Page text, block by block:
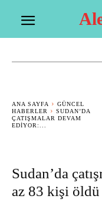
ANA SAYFA
GÜNCEL
HABERLER
SUDAN’DA
ÇATIŞMALAR DEVAM
EDIYOR:...
Sudan’da
az 83 kişi öldü